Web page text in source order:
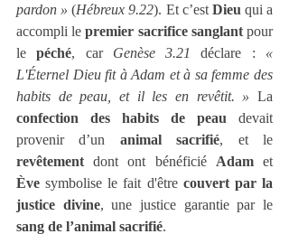
pardon » (Hébreux 9.22). Et c’est Dieu qui a
accompli le premier sacrifice sanglant pour
le péché, car Genèse 3.21 déclare : «
L'Éternel Dieu fit à Adam et à sa femme des
habits de peau, et il les en revêtit. »
confection des habits de peau devait
provenir d’un animal sacrifié
revêtement dont ont bénéficié Adam
Ève symbolise le fait d'être couvert par la
justice divine
sang de l’animal sacrifié.